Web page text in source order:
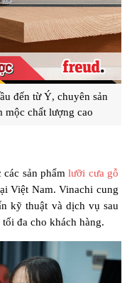
đến từ Ý, chuyên sản
mộc chất lượng cao
các sản phẩm
Việt Nam. Vinachi cung
kỹ thuật và dịch vụ sau
đa cho khách hàng.